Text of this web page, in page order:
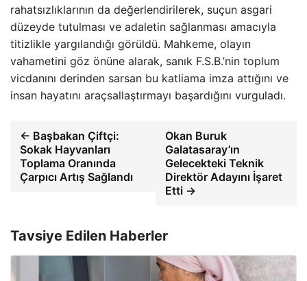
rahatsızlıklarının da değerlendirilerek, suçun asgari
düzeyde tutulması ve adaletin sağlanması amacıyla
titizlikle yargılandığı görüldü. Mahkeme, olayın
vahametini göz önüne alarak, sanık F.S.B.’nin toplum
vicdanını derinden sarsan bu katliama imza attığını ve
insan hayatını araçsallaştırmayı başardığını vurguladı.
← Başbakan Çiftçi:
Sokak Hayvanları
Toplama Oranında
Çarpıcı Artış Sağlandı
Okan Buruk
Galatasaray’ın
Gelecekteki Teknik
Direktör Adayını İşaret
Etti →
Tavsiye Edilen Haberler